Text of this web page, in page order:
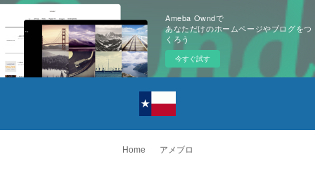
Ameba Owndで
あなただけのホームページやブログをつ
くろう
今すぐ試す
Home アメブロ